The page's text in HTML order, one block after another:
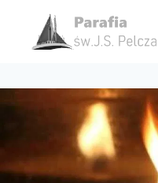
treści